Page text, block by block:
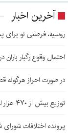
آخرین اخبار
روسیه، فرصتی نو برای
احتمال وقوع رگبار
در صورت احراز هرگونه
توزیع بیش از ۴۷۰ هزار لیتر آب میان عزاداران جامانده اربعین در کرمان
پرونده اختلافات